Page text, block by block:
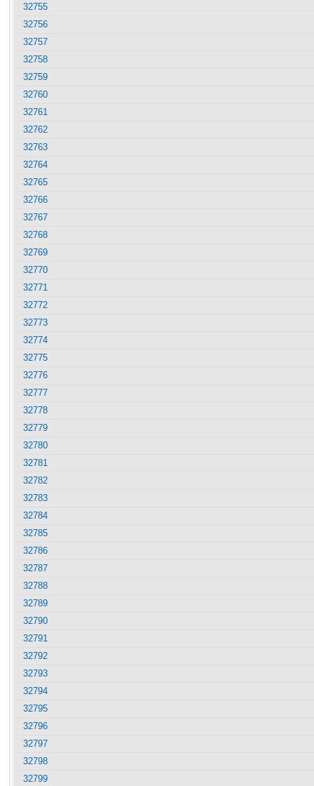
32755
32756
32757
32758
32759
32760
32761
32762
32763
32764
32765
32766
32767
32768
32769
32770
32771
32772
32773
32774
32775
32776
32777
32778
32779
32780
32781
32782
32783
32784
32785
32786
32787
32788
32789
32790
32791
32792
32793
32794
32795
32796
32797
32798
32799